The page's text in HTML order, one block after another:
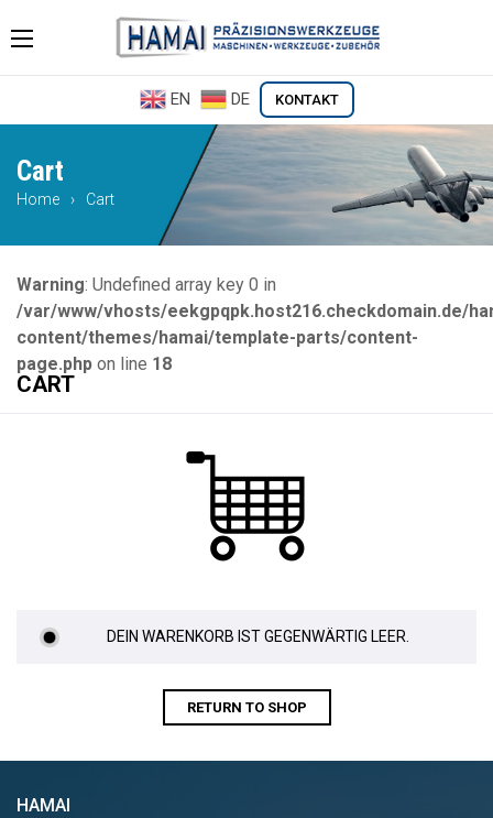
to
Hamai
EN DE KONTAKT
Cart
Home › Cart
Warning: Undefined array key 0 in
/var/www/vhosts/eekgpqpk.host216.checkdomain.de/
content/themes/hamai/template-parts/content-
page.php on line 18
CART
DEIN WARENKORB IST GEGENWÄRTIG LEER.
RETURN TO SHOP
HAMAI